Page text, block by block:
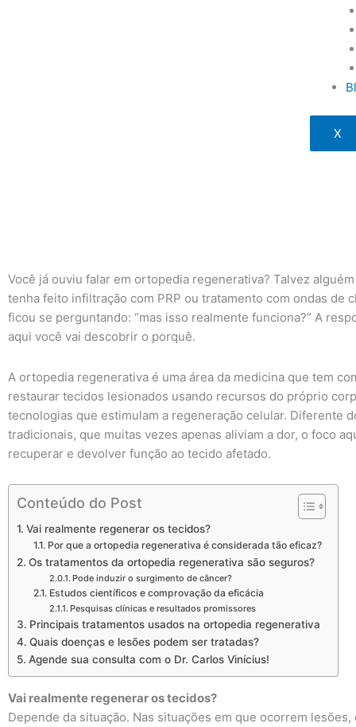
X
Você já ouviu falar em ortopedia regenerativa? Talvez
tenha feito infiltração com PRP ou tratamento com ondas de
ficou se perguntando: “mas isso realmente funciona?” A
aqui você vai descobrir o porquê.
A ortopedia regenerativa é uma área da medicina que tem
restaurar tecidos lesionados usando recursos do próprio
tecnologias que estimulam a regeneração celular. Diferente
tradicionais, que muitas vezes apenas aliviam a dor, o foco
recuperar e devolver função ao tecido afetado.
Conteúdo do Post
Vai realmente regenerar os tecidos?
Por que a ortopedia regenerativa é considerada tão eficaz?
Os tratamentos da ortopedia regenerativa são seguros?
Pode induzir o surgimento de câncer?
Estudos científicos e comprovação da eficácia
Pesquisas clínicas e resultados promissores
Principais tratamentos usados na ortopedia regenerativa
Quais doenças e lesões podem ser tratadas?
Agende sua consulta com o Dr. Carlos Vinícius!
Vai realmente regenerar os tecidos?
Depende da situação. Nas situações em que ocorrem